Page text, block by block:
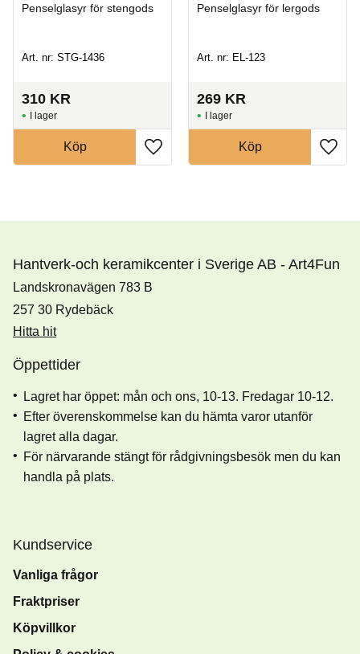
Penselglasyr för stengods
Art. nr: STG-1436
310 KR
I lager
Köp
Penselglasyr för lergods
Art. nr: EL-123
269 KR
I lager
Köp
Hantverk-och keramikcenter i Sverige AB - Art4Fun
Landskronavägen 783 B
257 30 Rydebäck
Hitta hit
Öppettider
Lagret har öppet: mån och ons, 10-13. Fredagar 10-12.
Efter överenskommelse kan du hämta varor utanför
lagret alla dagar.
För närvarande stängt för rådgivningsbesök men du kan
handla på plats.
Kundservice
Vanliga frågor
Fraktpriser
Köpvillkor